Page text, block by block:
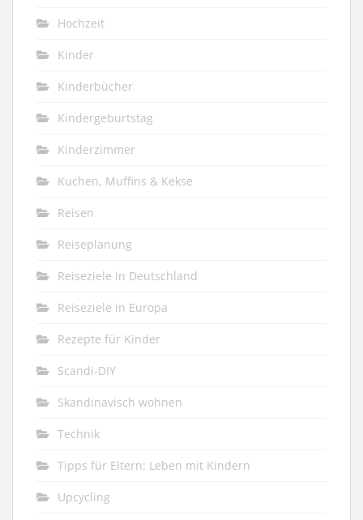
Hochzeit
Kinder
Kinderbücher
Kindergeburtstag
Kinderzimmer
Kuchen, Muffins & Kekse
Reisen
Reiseplanung
Reiseziele in Deutschland
Reiseziele in Europa
Rezepte für Kinder
Scandi-DIY
Skandinavisch wohnen
Technik
Tipps für Eltern: Leben mit Kindern
Upcycling